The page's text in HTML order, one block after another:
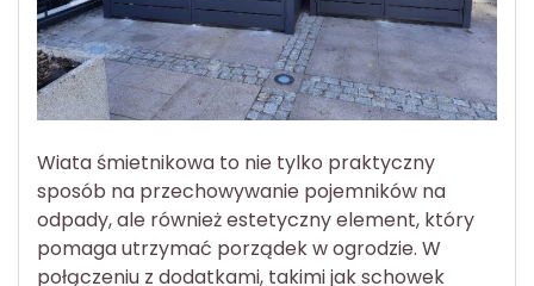
Wiata śmietnikowa to nie tylko praktyczny
sposób na przechowywanie pojemników na
odpady, ale również estetyczny element, który
pomaga utrzymać porządek w ogrodzie. W
połączeniu z dodatkami, takimi jak schowek